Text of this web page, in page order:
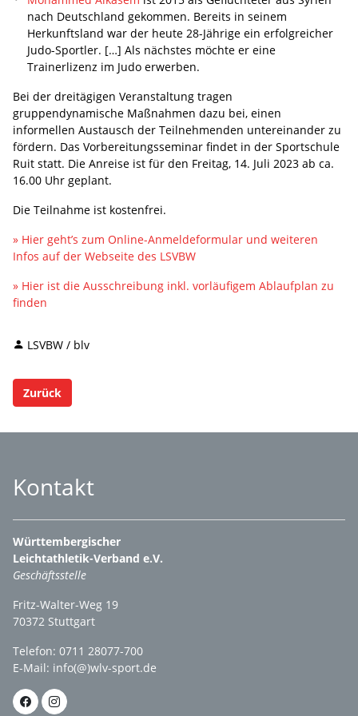
nach Deutschland gekommen. Bereits in seinem
Herkunftsland war der heute 28-Jährige ein erfolgreicher
Judo-Sportler. […] Als nächstes möchte er eine
Trainerlizenz im Judo erwerben.
Bei der dreitägigen Veranstaltung tragen
gruppendynamische Maßnahmen dazu bei, einen
informellen Austausch der Teilnehmenden untereinander zu
fördern. Das Vorbereitungsseminar findet in der Sportschule
Ruit statt. Die Anreise ist für den Freitag, 14. Juli 2023 ab ca.
16.00 Uhr geplant.
Die Teilnahme ist kostenfrei.
» Hier geht’s zum Online-Anmeldeformular und weiteren
Infos auf der Webseite des LSVBW
» Hier ist die Ausschreibung inkl. vorläufigem Ablaufplan zu
finden
LSVBW / blv
Zurück
Kontakt
Württembergischer
Leichtathletik-Verband e.V.
Geschäftsstelle
Fritz-Walter-Weg 19
70372 Stuttgart
Telefon: 0711 28077-700
E-Mail: info(@)wlv-sport.de